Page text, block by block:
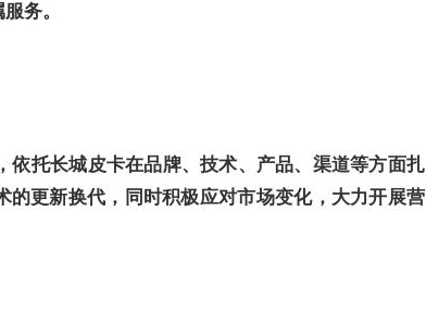
务。
依托长城皮卡在品牌、技术、产品、渠道等方面扎
更新换代，同时积极应对市场变化，大力开展营